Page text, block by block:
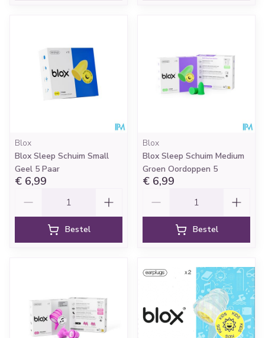
Blox
Blox Sleep Schuim Small
Geel 5 Paar
€ 6,99
Bestel
Blox
Blox Sleep Schuim Medium
Groen Oordoppen 5
€ 6,99
Bestel